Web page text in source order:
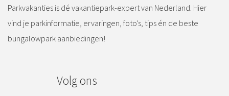
Parkvakanties is dé vakantiepark-expert van Nederland. Hier
vind je parkinformatie, ervaringen, foto's, tips én de beste
bungalowpark aanbiedingen!
Volg ons